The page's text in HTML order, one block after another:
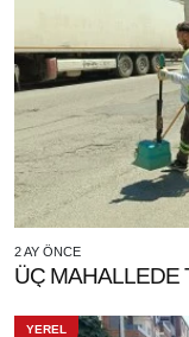
2 AY ÖNCE
ÜÇ MAHALLEDE
YEREL